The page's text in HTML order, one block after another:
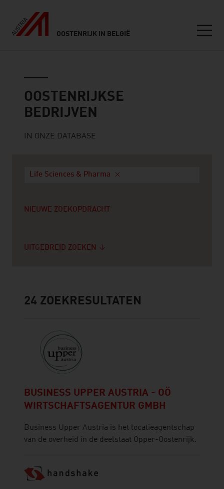
OOSTENRIJK IN BELGIË
OOSTENRIJKSE
BEDRIJVEN
IN ONZE DATABASE
Life Sciences & Pharma
NIEUWE ZOEKOPDRACHT
UITGEBREID ZOEKEN
24 ZOEKRESULTATEN
BUSINESS UPPER AUSTRIA - OÖ
WIRTSCHAFTSAGENTUR GMBH
Business Upper Austria is het locatieagentschap
van de overheid in de deelstaat Opper-Oostenrijk.